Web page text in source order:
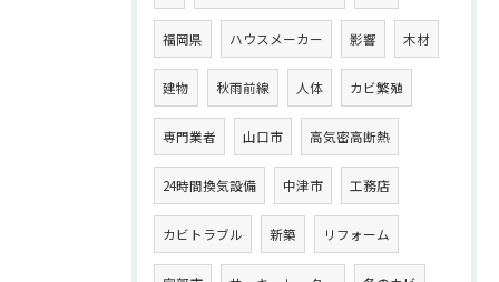
福岡県 ハウスメーカー 影響 木材
建物 秋雨前線 人体 カビ繁殖
専門業者 山口市 高気密高断熱
24時間換気設備 中津市 工務店
カビトラブル 新築 リフォーム